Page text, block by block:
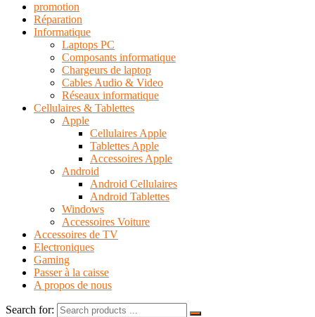
promotion
Réparation
Informatique
Laptops PC
Composants informatique
Chargeurs de laptop
Cables Audio & Video
Réseaux informatique
Cellulaires & Tablettes
Apple
Cellulaires Apple
Tablettes Apple
Accessoires Apple
Android
Android Cellulaires
Android Tablettes
Windows
Accessoires Voiture
Accessoires de TV
Electroniques
Gaming
Passer à la caisse
A propos de nous
Search for: